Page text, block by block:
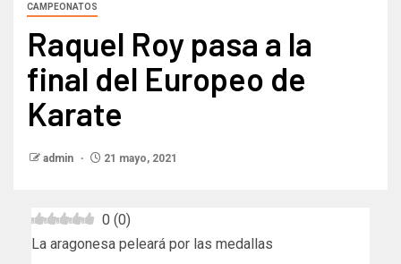
CAMPEONATOS
Raquel Roy pasa a la
final del Europeo de
Karate
admin 21 mayo, 2021
0 (0)
La aragonesa peleará por las medallas